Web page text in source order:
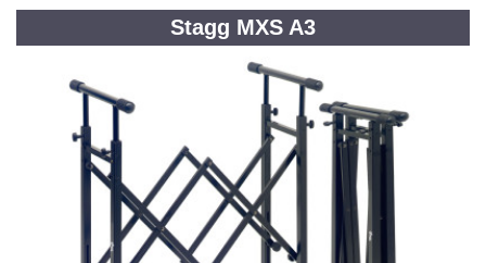
NOVITETI
GALERIJA
Stagg MXS A3